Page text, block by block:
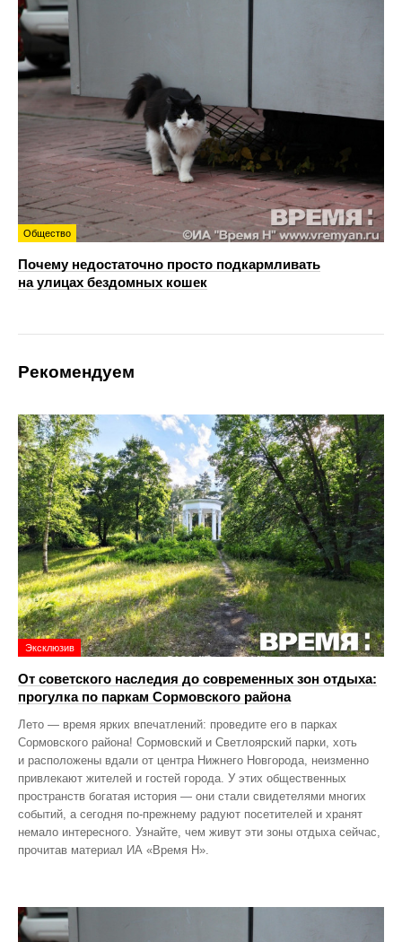
Общество
Почему недостаточно просто подкармливать
на улицах бездомных кошек
Рекомендуем
Эксклюзив
От советского наследия до современных зон отдыха:
прогулка по паркам Сормовского района
Лето — время ярких впечатлений: проведите его в парках
Сормовского района! Сормовский и Светлоярский парки, хоть
и расположены вдали от центра Нижнего Новгорода, неизменно
привлекают жителей и гостей города. У этих общественных
пространств богатая история — они стали свидетелями многих
событий, а сегодня по‑прежнему радуют посетителей и хранят
немало интересного. Узнайте, чем живут эти зоны отдыха сейчас,
прочитав материал ИА «Время Н».